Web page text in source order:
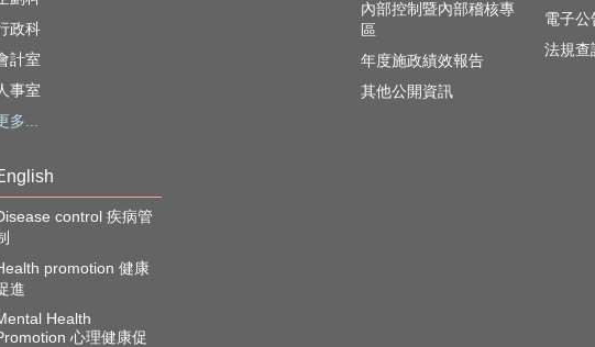
政科
計室
事室
多...
內部控制暨內部稽核專
區
年度施政績效報告
其他公開資訊
電子公
法規查
control 疾病管
promotion 健康
進
Health
心理健康促